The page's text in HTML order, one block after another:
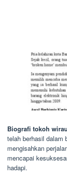
Biografi tokoh
telah berhasil dalam
mengisahkan
mencapai
hadapi.